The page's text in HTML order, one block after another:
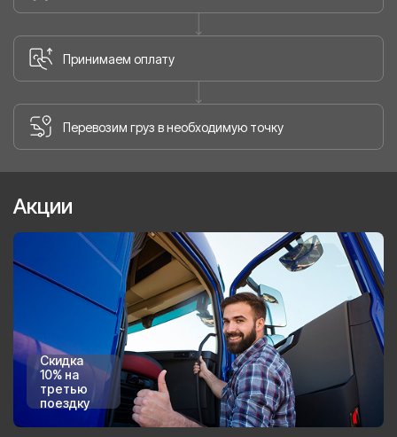
Принимаем оплату
Перевозим груз в необходимую точку
Акции
Скидка
10% на
третью
поездку